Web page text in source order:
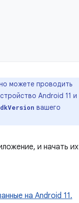
можете проводить
Android 11 и
вашего
и начать их
на Android 11.